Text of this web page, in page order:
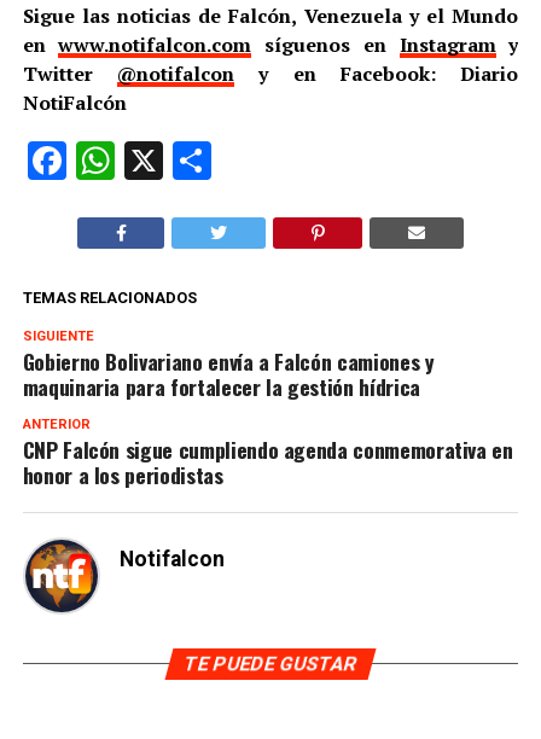
Sigue las noticias de Falcón, Venezuela y el Mundo
enwww.notifalcon.com síguenos en Instagramy
Twitter @notifalcon y en Facebook: Diario
NotiFalcón
Facebook
WhatsApp
X Compartir
TEMAS RELACIONADOS
SIGUIENTE
Gobierno Bolivariano envía a Falcón camiones y
maquinaria para fortalecer la gestión hídrica
ANTERIOR
CNP Falcón sigue cumpliendo agenda conmemorativa en
honor a los periodistas
Notifalcon
TE PUEDE GUSTAR